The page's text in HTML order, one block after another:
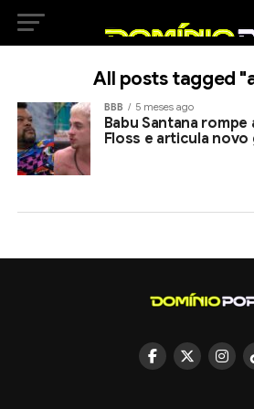
All posts tagged
BBB 5 meses ago
Babu Santana
Floss e articula novo